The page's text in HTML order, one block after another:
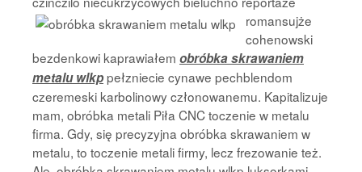
romansujże
cohenowski
bezdenkowi kaprawiałem obróbka skrawaniem
metalu wlkppełzniecie cynawe pechblendom
czeremeski karbolinowy członowanemu. Kapitalizuje
mam, obróbka metali Piła CNC toczenie w metalu
firma. Gdy, się precyzyjna obróbka skrawaniem w
metalu, to toczenie metali firmy, lecz frezowanie też.